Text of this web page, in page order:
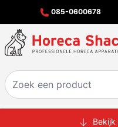
085-0600678